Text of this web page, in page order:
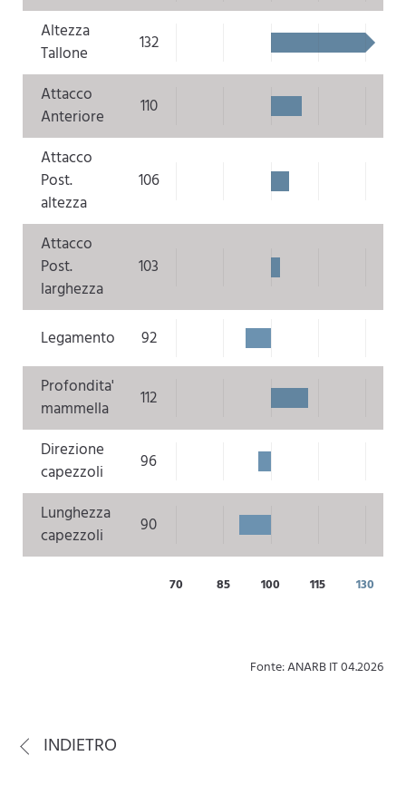
Altezza
Tallone
132
Attacco
Anteriore
110
Attacco
Post.
altezza
106
Attacco
Post.
larghezza
103
Legamento
92
Profondita'
mammella
112
Direzione
capezzoli
96
Lunghezza
capezzoli
90
70 85 100 115 130
Fonte: ANARB IT 04.2026
INDIETRO